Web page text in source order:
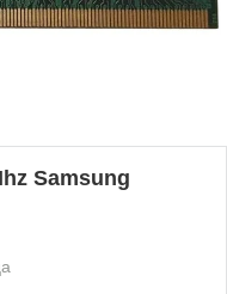
Samsung